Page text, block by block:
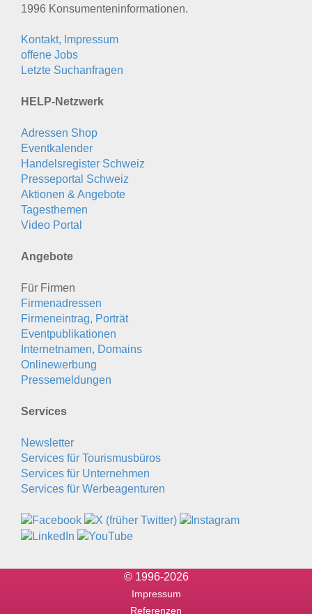
1996 Konsumenten­informationen.
Kontakt, Impressum
offene Jobs
Letzte Suchanfragen
HELP-Netzwerk
Adressen Shop
Eventkalender
Handelsregister Schweiz
Presseportal Schweiz
Aktionen & Angebote
Tagesthemen
Video Portal
Angebote
Für Firmen
Firmenadressen
Firmeneintrag, Porträt
Eventpublikationen
Internetnamen, Domains
Onlinewerbung
Pressemeldungen
Services
Newsletter
Services für Tourismusbüros
Services für Unternehmen
Services für Werbeagenturen
© 1996-2026
Impressum
Referenzen